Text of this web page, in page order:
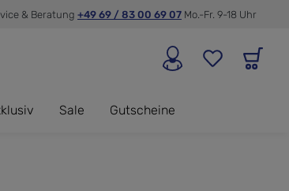
& Beratung +49 69 / 83 00 69 07 Mo.-Fr. 9-18 Uhr
Sale Gutscheine